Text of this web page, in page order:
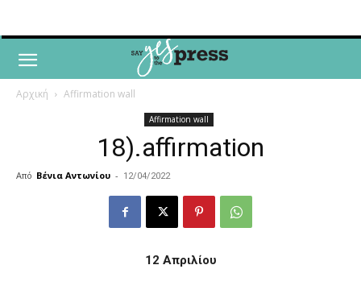
Αρχική Affirmation wall
Affirmation wall
18).affirmation
Από Βένια Αντωνίου - 12/04/2022
12 Απριλίου